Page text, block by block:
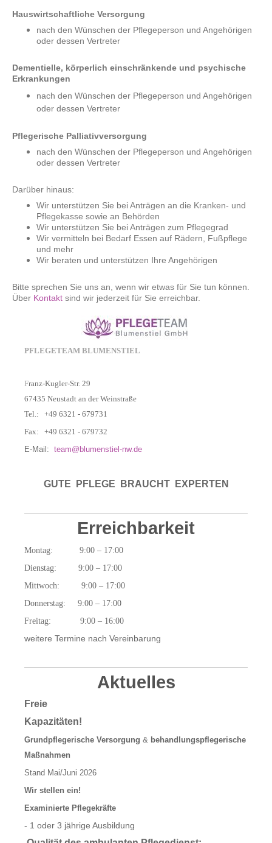
Hauswirtschaftliche Versorgung
nach den Wünschen der Pflegeperson und Angehörigen
oder dessen Vertreter
Dementielle, körperlich einschränkende und psychische
Erkrankungen
nach den Wünschen der Pflegeperson und Angehörigen
oder dessen Vertreter
Pflegerische Palliativversorgung
nach den Wünschen der Pflegeperson und Angehörigen
oder dessen Vertreter
Darüber hinaus:
Wir unterstützen Sie bei Anträgen an die Kranken- und
Pflegekasse sowie an Behörden
Wir unterstützen Sie bei Anträgen zum Pflegegrad
Wir vermitteln bei Bedarf Essen auf Rädern, Fußpflege
und mehr
Wir beraten und unterstützen Ihre Angehörigen
Bitte sprechen Sie uns an, wenn wir etwas für Sie tun können.
Über Kontakt sind wir jederzeit für Sie erreichbar.
PFLEGETEAM BLUMENSTIEL
Franz-Kugler-Str. 29
67435 Neustadt an der Weinstraße
Tel.: +49 6321 - 679731
Fax: +49 6321 - 679732
E-Mail: team@blumenstiel-nw.de
GUTE PFLEGE BRAUCHT EXPERTEN
Erreichbarkeit
Montag: 9:00 – 17:00
Dienstag: 9:00 – 17:00
Mittwoch: 9:00 – 17:00
Donnerstag: 9:00 – 17:00
Freitag: 9:00 – 16:00
weitere Termine nach Vereinbarung
Aktuelles
Freie
Kapazitäten!
Grundpflegerische Versorgung & behandlungspflegerische
Maßnahmen
Stand Mai/Juni 2026
Wir stellen ein!
Examinierte Pflegekräfte
- 1 oder 3 jährige Ausbildung